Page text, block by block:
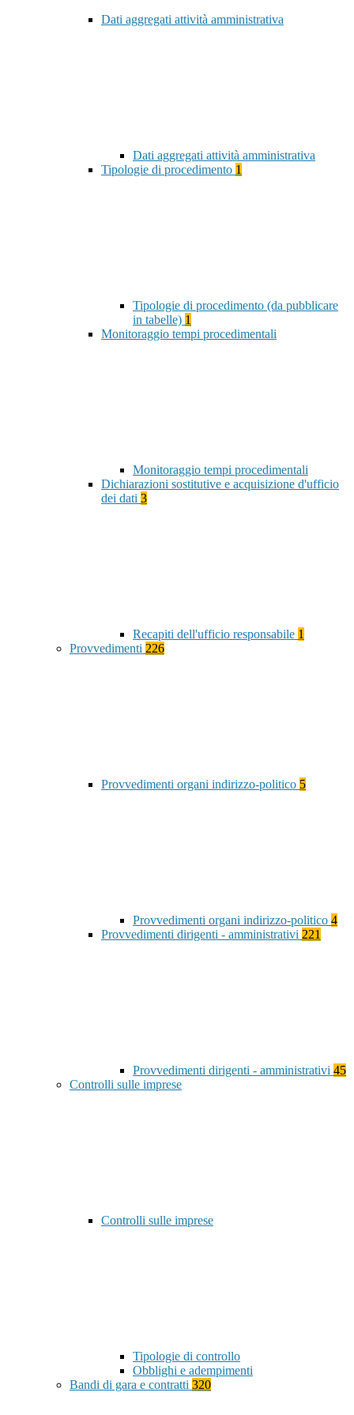
Dati aggregati attività amministrativa
Dati aggregati attività amministrativa
Tipologie di procedimento 1
Tipologie di procedimento (da pubblicare
in tabelle) 1
Monitoraggio tempi procedimentali
Monitoraggio tempi procedimentali
Dichiarazioni sostitutive e acquisizione d'ufficio
dei dati 3
Recapiti dell'ufficio responsabile 1
Provvedimenti 226
Provvedimenti organi indirizzo-politico 5
Provvedimenti organi indirizzo-politico 4
Provvedimenti dirigenti - amministrativi 221
Provvedimenti dirigenti - amministrativi 45
Controlli sulle imprese
Controlli sulle imprese
Tipologie di controllo
Obblighi e adempimenti
Bandi di gara e contratti 320